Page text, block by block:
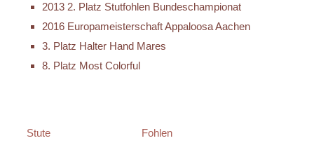
2013 2. Platz Stutfohlen Bundeschampionat
2016 Europameisterschaft Appaloosa Aachen
3. Platz Halter Hand Mares
8. Platz Most Colorful
Stute Fohlen